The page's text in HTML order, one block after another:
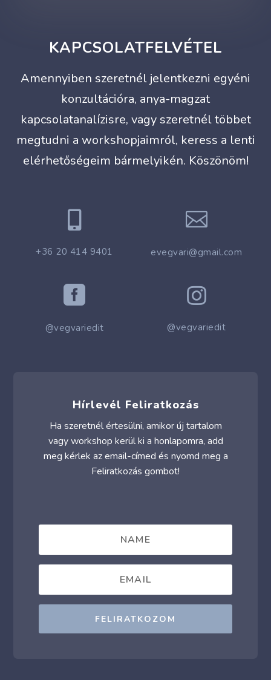
KAPCSOLATFELVÉTEL
Amennyiben szeretnél jelentkezni egyéni
konzultációra, anya-magzat
kapcsolatanalízisre, vagy szeretnél többet
megtudni a workshopjaimról, keress a lenti
elérhetőségeim bármelyikén. Köszönöm!

+36 20 414 9401

evegvari@gmail.com

@vegvariedit

@vegvariedit
Hírlevél Feliratkozás
Ha szeretnél értesülni, amikor új tartalom
vagy workshop kerül ki a honlapomra, add
meg kérlek az email-címed és nyomd meg a
Feliratkozás gombot!
FELIRATKOZOM